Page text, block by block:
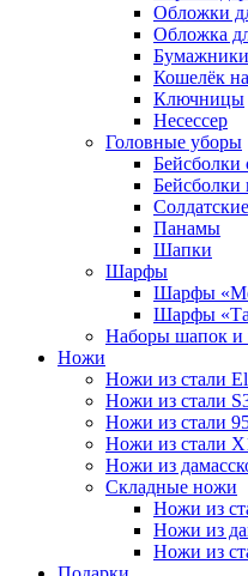
Обложки
Обложка
Кошелёк
Ключницы
Несессер
Головные уборы
Бейсболки
Бейсболки
Панамы
Шапки
Шарфы
Шарфы
Шарфы
Наборы шапок и
Ножи
Ножи из стали
Ножи из стали
Ножи из стали
Ножи из стали
Ножи из
Складные ножи
Ножи из
Ножи из
Ножи из